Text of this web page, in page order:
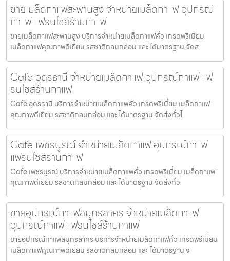
ขายเมล็ดกาแฟสะพานสูง จำหน่ายเมล็ดกาแฟ อุปกรณ์
กาแฟ แฟรนไชส์ร้านกาแฟ
ขายเมล็ดกาแฟสะพานสูง บริการจำหน่ายเมล็ดกาแฟคั่ว เกรดพรีเมี่ยม
เมล็ดกาแฟคุณภาพดีเยี่ยม รสชาติกลมกล่อม และ ได้มาตรฐาน จัดส
Cafe อุดรธานี จำหน่ายเมล็ดกาแฟ อุปกรณ์กาแฟ แฟ
รนไชส์ร้านกาแฟ
Cafe อุดรธานี บริการจำหน่ายเมล็ดกาแฟคั่ว เกรดพรีเมี่ยม เมล็ดกาแฟ
คุณภาพดีเยี่ยม รสชาติกลมกล่อม และ ได้มาตรฐาน จัดส่งทั่วไ
Cafe เพชรบูรณ์ จำหน่ายเมล็ดกาแฟ อุปกรณ์กาแฟ
แฟรนไชส์ร้านกาแฟ
Cafe เพชรบูรณ์ บริการจำหน่ายเมล็ดกาแฟคั่ว เกรดพรีเมี่ยม เมล็ดกาแฟ
คุณภาพดีเยี่ยม รสชาติกลมกล่อม และ ได้มาตรฐาน จัดส่งทั่ว
ขายอุปกรณ์กาแฟสมุทรสาคร จำหน่ายเมล็ดกาแฟ
อุปกรณ์กาแฟ แฟรนไชส์ร้านกาแฟ
ขายอุปกรณ์กาแฟสมุทรสาคร บริการจำหน่ายเมล็ดกาแฟคั่ว เกรดพรีเมี่ยม
เมล็ดกาแฟคุณภาพดีเยี่ยม รสชาติกลมกล่อม และ ได้มาตรฐาน จ